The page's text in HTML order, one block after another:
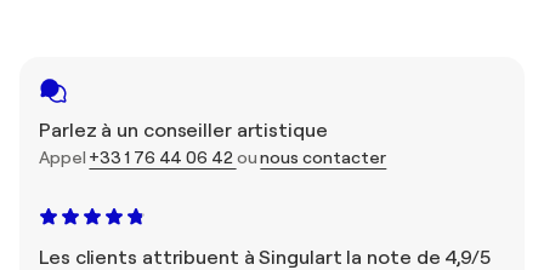
Parlez à un conseiller artistique
Appel +33 1 76 44 06 42 ounous contacter
Les clients attribuent à Singulart la note de 4,9/5